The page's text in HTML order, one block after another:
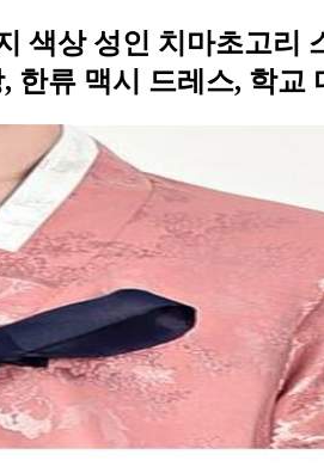
색상 성인 치마초고
한류 맥시 드레스, 학